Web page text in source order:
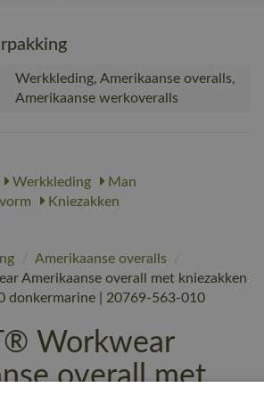
Werkkleding, Amerikaanse overalls,
Amerikaanse werkoveralls
Werkkleding
Man
Kniezakken
/ Amerikaanse overalls
/
Amerikaanse overall met kniezakken
donkermarine | 20769-563-010
Workwear
overall met